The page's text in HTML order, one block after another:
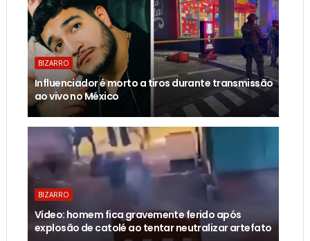
BIZARRO
Influenciador é morto a tiros durante transmissão
ao vivo no México
BIZARRO
Vídeo: homem fica gravemente ferido após
explosão de catolé ao tentar neutralizar artefato